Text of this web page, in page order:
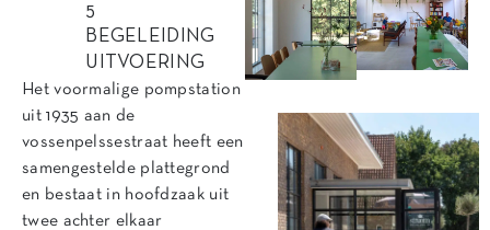
5
BEGELEIDING
UITVOERING
Het voormalige pompstation
uit 1935 aan de
vossenpelssestraat heeft een
samengestelde plattegrond
en bestaat in hoofdzaak uit
twee achter elkaar